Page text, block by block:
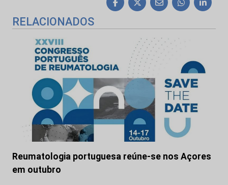
RELACIONADOS
Reumatologia portuguesa reúne-se nos Açores
em outubro